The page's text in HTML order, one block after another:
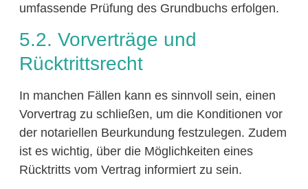
umfassende Prüfung des Grundbuchs erfolgen.
5.2. Vorverträge und
Rücktrittsrecht
In manchen Fällen kann es sinnvoll sein, einen
Vorvertrag zu schließen, um die Konditionen vor
der notariellen Beurkundung festzulegen. Zudem
ist es wichtig, über die Möglichkeiten eines
Rücktritts vom Vertrag informiert zu sein.